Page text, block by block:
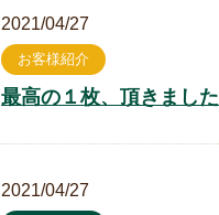
2021/04/27
お客様紹介
最高の１枚、頂きました
2021/04/27